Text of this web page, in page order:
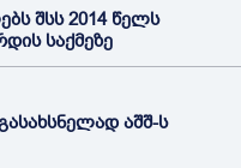
შსს 2014 წელს
საქმეზე
აშშ-ს